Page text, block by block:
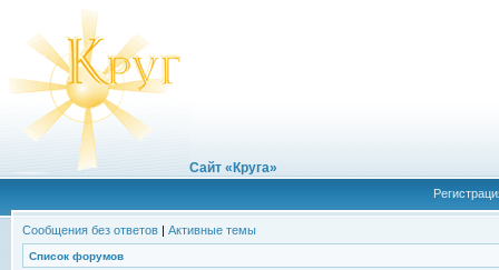
Сайт «Круга»
Сообщения без ответов | Активные темы
Список форумов